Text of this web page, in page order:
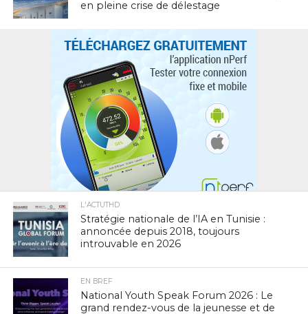
en pleine crise de délestage
L'ACTUTHD
Stratégie nationale de l’IA en Tunisie :
annoncée depuis 2018, toujours
introuvable en 2026
EN BREF
National Youth Speak Forum 2026 : Le
grand rendez-vous de la jeunesse et de